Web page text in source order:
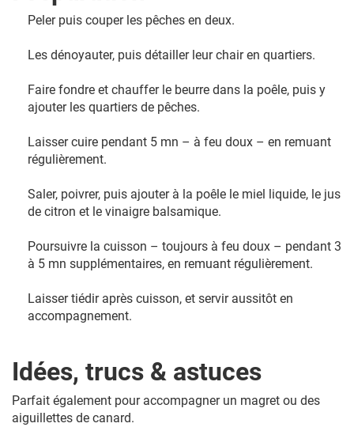
Peler puis couper les pêches en deux.
Les dénoyauter, puis détailler leur chair en quartiers.
Faire fondre et chauffer le beurre dans la poêle, puis y
ajouter les quartiers de pêches.
Laisser cuire pendant 5 mn – à feu doux – en remuant
régulièrement.
Saler, poivrer, puis ajouter à la poêle le miel liquide, le jus
de citron et le vinaigre balsamique.
Poursuivre la cuisson – toujours à feu doux – pendant 3
à 5 mn supplémentaires, en remuant régulièrement.
Laisser tiédir après cuisson, et servir aussitôt en
accompagnement.
Idées, trucs & astuces
Parfait également pour accompagner un magret ou des
aiguillettes de canard.